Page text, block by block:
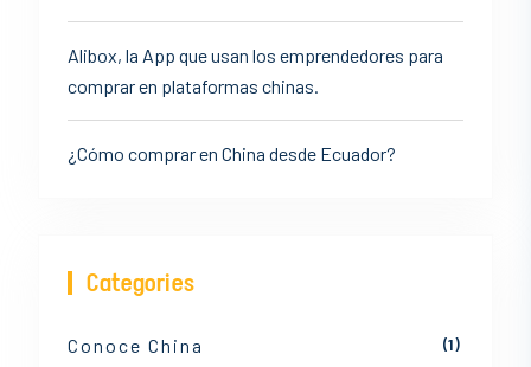
Alibox, la App que usan los emprendedores para
comprar en plataformas chinas.
¿Cómo comprar en China desde Ecuador?
Categories
Conoce China (1)